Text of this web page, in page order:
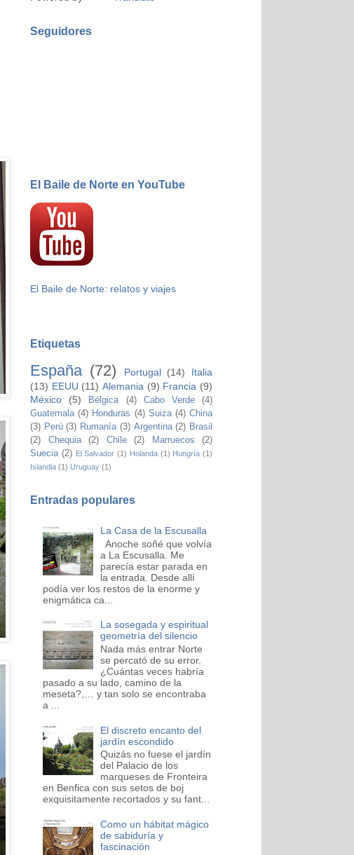
Seguidores
El Baile de Norte en YouTube
El Baile de Norte: relatos y viajes
Etiquetas
España (72) Portugal (14)
Italia
(13) EEUU (11) Alemania (9) Francia (9)
México
(5) Bélgica (4) Cabo Verde
(4)
Guatemala (4) Honduras (4) Suiza (4) China
(3) Perú (3) Rumanía (3) Argentina (2) Brasil
(2)
Chequia (2) Chile (2) Marruecos
(2)
Suecia (2) El Salvador (1) Holanda (1) Hungría (1)
Islandia (1) Uruguay (1)
Entradas populares
La Casa de la Escusalla
Anoche soñé que volvía
a La Escusalla. Me
parecía estar parada en
la entrada. Desde allí
podía ver los restos de la enorme y
enigmática ca...
La sosegada y espiritual
geometría del silencio
Nada más entrar Norte
se percató de su error.
¿Cuántas veces habría
pasado a su lado, camino de la
meseta?,… y tan solo se encontraba
a ...
El discreto encanto del
jardín escondido
Quizás no fuese el jardín
del Palacio de los
marqueses de Fronteira
en Benfica con sus setos de boj
exquisitamente recortados y su fant...
Como un hábitat mágico
de sabiduría y
fascinación